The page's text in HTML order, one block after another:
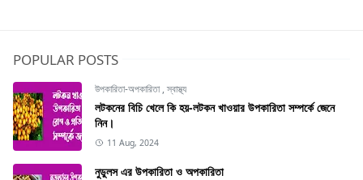
POPULAR POSTS
উপকারিতা-অপকারিতা,স্বাস্থ্য
লটকনের বিচি খেলে কি হয়-লটকন খাওয়ার উপকারিতা সম্পর্কে জেনে
নিন।
11 Aug, 2024
নুডুলস এর উপকারিতা ও অপকারিতা